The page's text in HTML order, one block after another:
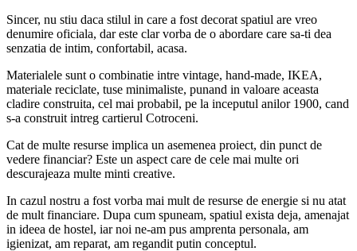
Sincer, nu stiu daca stilul in care a fost decorat spatiul are vreo
denumire oficiala, dar este clar vorba de o abordare care sa-ti dea
senzatia de intim, confortabil, acasa.
Materialele sunt o combinatie intre vintage, hand-made, IKEA,
materiale reciclate, tuse minimaliste, punand in valoare aceasta
cladire construita, cel mai probabil, pe la inceputul anilor 1900, cand
s-a construit intreg cartierul Cotroceni.
Cat de multe resurse implica un asemenea proiect, din punct de
vedere financiar? Este un aspect care de cele mai multe ori
descurajeaza multe minti creative.
In cazul nostru a fost vorba mai mult de resurse de energie si nu atat
de mult financiare. Dupa cum spuneam, spatiul exista deja, amenajat
in ideea de hostel, iar noi ne-am pus amprenta personala, am
igienizat, am reparat, am regandit putin conceptul.